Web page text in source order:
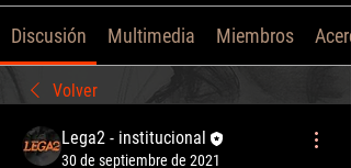
Discusión Multimedia Miembros
Volver
Lega2 - institucional
30 de septiembre de 2021